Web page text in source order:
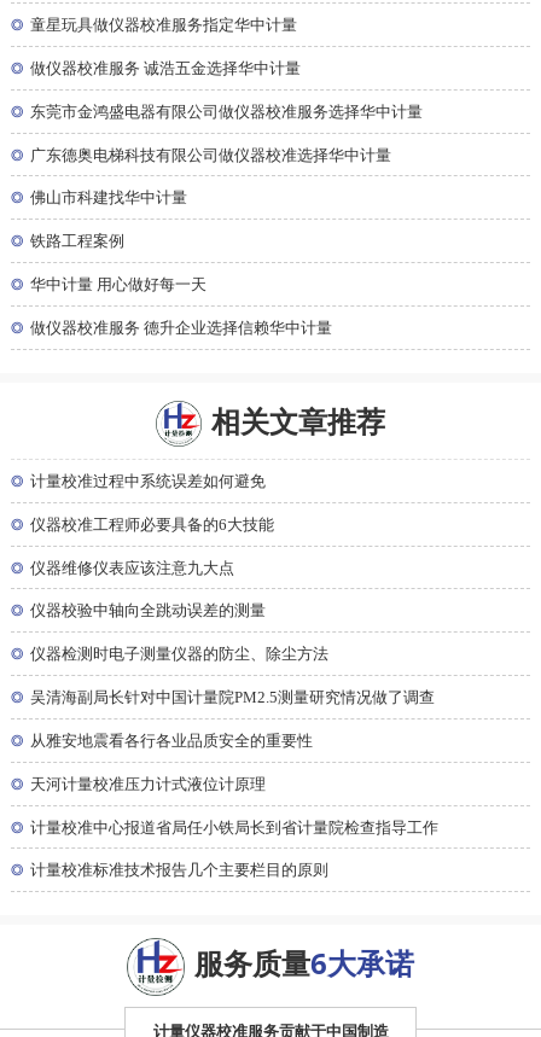
◎ 童星玩具做仪器校准服务指定华中计量
◎ 做仪器校准服务 诚浩五金选择华中计量
◎ 东莞市金鸿盛电器有限公司做仪器校准服务选择华中计量
◎ 广东德奥电梯科技有限公司做仪器校准选择华中计量
◎ 佛山市科建找华中计量
◎ 铁路工程案例
◎ 华中计量 用心做好每一天
◎ 做仪器校准服务 德升企业选择信赖华中计量
相关文章推荐
◎ 计量校准过程中系统误差如何避免
◎ 仪器校准工程师必要具备的6大技能
◎ 仪器维修仪表应该注意九大点
◎ 仪器校验中轴向全跳动误差的测量
◎ 仪器检测时电子测量仪器的防尘、除尘方法
◎ 吴清海副局长针对中国计量院PM2.5测量研究情况做了调查
◎ 从雅安地震看各行各业品质安全的重要性
◎ 天河计量校准压力计式液位计原理
◎ 计量校准中心报道省局任小铁局长到省计量院检查指导工作
◎ 计量校准标准技术报告几个主要栏目的原则
服务质量6大承诺
计量仪器校准服务贡献于中国制造